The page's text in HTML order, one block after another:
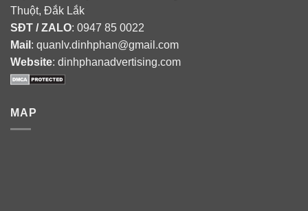
Thuột, Đắk Lắk
SĐT / ZALO: 0947 85 0022
Mail : quanlv.dinhphan@gmail.com
Website: dinhphanadvertising.com
MAP